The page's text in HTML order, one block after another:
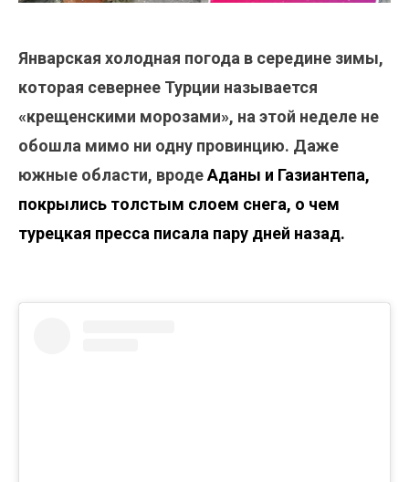
Январская холодная погода в середине зимы,
которая севернее Турции называется
«крещенскими морозами», на этой неделе не
обошла мимо ни одну провинцию. Даже
южные области, вродеАданы и Газиантепа,
покрылись толстым слоем снега, о чем
турецкая пресса писала пару дней назад.